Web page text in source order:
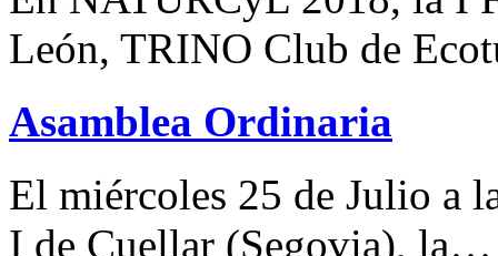
León, TRINO Club de
Asamblea Ordinaria
El miércoles 25 de Julio a
I de Cuellar (Segovia), la…